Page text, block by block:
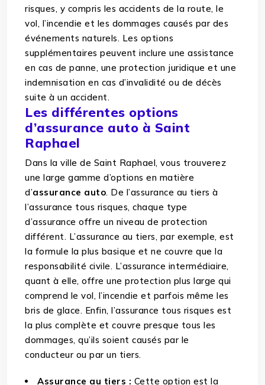
risques, y compris les accidents de la route, le
vol, l’incendie et les dommages causés par des
événements naturels. Les options
supplémentaires peuvent inclure une assistance
en cas de panne, une protection juridique et une
indemnisation en cas d’invalidité ou de décès
suite à un accident.
Les différentes options
d’assurance auto à Saint
Raphael
Dans la ville de Saint Raphael, vous trouverez
une large gamme d’options en matière
d’assurance auto. De l’assurance au tiers à
l’assurance tous risques, chaque type
d’assurance offre un niveau de protection
différent. L’assurance au tiers, par exemple, est
la formule la plus basique et ne couvre que la
responsabilité civile. L’assurance intermédiaire,
quant à elle, offre une protection plus large qui
comprend le vol, l’incendie et parfois même les
bris de glace. Enfin, l’assurance tous risques est
la plus complète et couvre presque tous les
dommages, qu’ils soient causés par le
conducteur ou par un tiers.
Assurance au tiers : Cette option est la